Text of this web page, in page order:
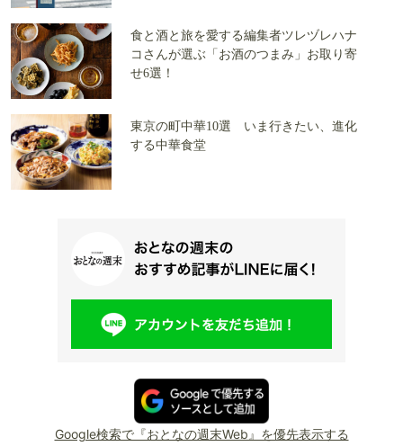
食と酒と旅を愛する編集者ツレヅレハナ
コさんが選ぶ「お酒のつまみ」お取り寄
せ6選！
東京の町中華10選 いま行きたい、進化
する中華食堂
Google検索で『おとなの週末Web』を優先表示する